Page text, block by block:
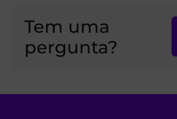
Tem uma
pergunta?